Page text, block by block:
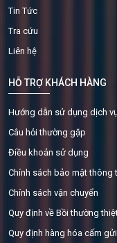
Tin Tức
Tra cứu
Liên hệ
HỖ TRỢ KHÁCH HÀNG
Hướng dẫn sử dụng dịch
Câu hỏi thường gặp
Điều khoản sử dụng
Chính sách bảo mật thông
Chính sách vận chuyển
Quy định về Bồi thường
Quy định hàng hóa cấm gửi